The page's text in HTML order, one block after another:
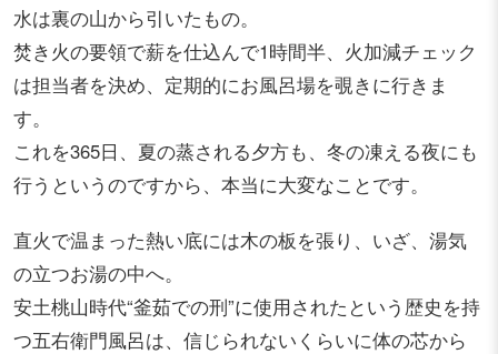
水は裏の山から引いたもの。
焚き火の要領で薪を仕込んで1時間半、火加減チェック
は担当者を決め、定期的にお風呂場を覗きに行きま
す。
これを365日、夏の蒸される夕方も、冬の凍える夜にも
行うというのですから、本当に大変なことです。
直火で温まった熱い底には木の板を張り、いざ、湯気
の立つお湯の中へ。
安土桃山時代“釜茹での刑”に使用されたという歴史を持
つ五右衛門風呂は、信じられないくらいに体の芯から